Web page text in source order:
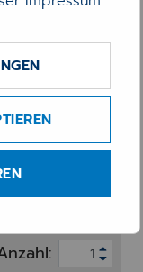
195,00 €